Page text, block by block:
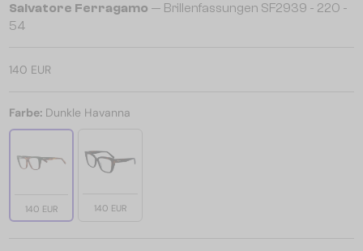
Salvatore Ferragamo — Brillenfassungen SF2939 - 220 -
54
140 EUR
Farbe: Dunkle Havanna
140 EUR 140 EUR